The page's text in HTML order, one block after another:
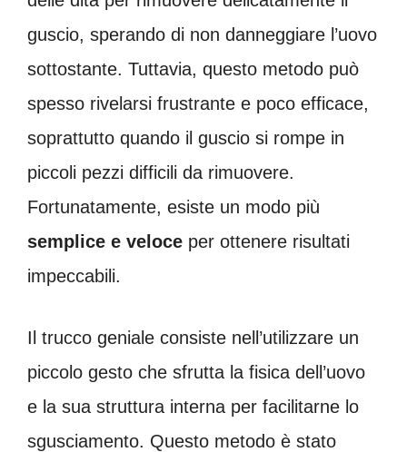
guscio, sperando di non danneggiare l’uovo
sottostante. Tuttavia, questo metodo può
spesso rivelarsi frustrante e poco efficace,
soprattutto quando il guscio si rompe in
piccoli pezzi difficili da rimuovere.
Fortunatamente, esiste un modo più
semplice e veloce per ottenere risultati
impeccabili.
Il trucco geniale consiste nell’utilizzare un
piccolo gesto che sfrutta la fisica dell’uovo
e la sua struttura interna per facilitarne lo
sgusciamento. Questo metodo è stato